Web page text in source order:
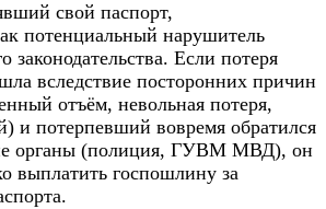
свой паспорт,
потенциальный нарушитель
законодательства. Если потеря
вследствие посторонних причин
отъём, невольная потеря,
и потерпевший вовремя обратился
органы (полиция, ГУВМ МВД), он
выплатить госпошлину за